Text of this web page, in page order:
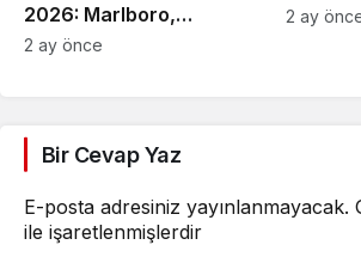
2026: Marlboro,
Parliament, Winston,
2 ay önce
2 ay
Bir Cevap Yaz
E-posta adresiniz yayınlanmayacak.
ile işaretlenmişlerdir